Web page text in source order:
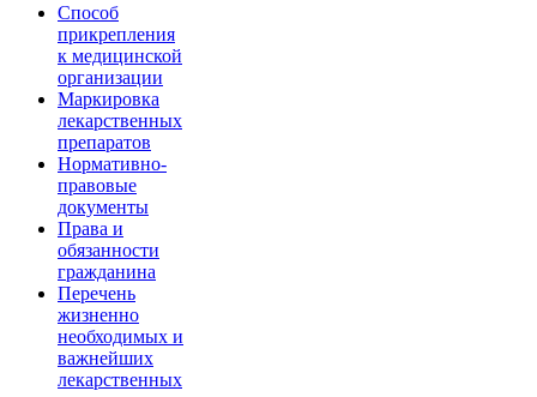
Способ
прикрепления
к медицинской
организации
Маркировка
лекарственных
препаратов
Нормативно-
правовые
документы
Права и
обязанности
гражданина
Перечень
жизненно
необходимых и
важнейших
лекарственных